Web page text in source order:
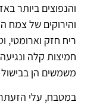
והנפוצים ביותר
ריח חזק וארומטי,
חמיצות קלה
משמשים הן
במטבח, עלי הזעתר